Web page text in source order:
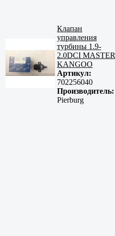
Клапан
управления
турбины 1.9-
2.0DCI MASTER
KANGOO
Артикул:
702256040
Производитель:
Pierburg